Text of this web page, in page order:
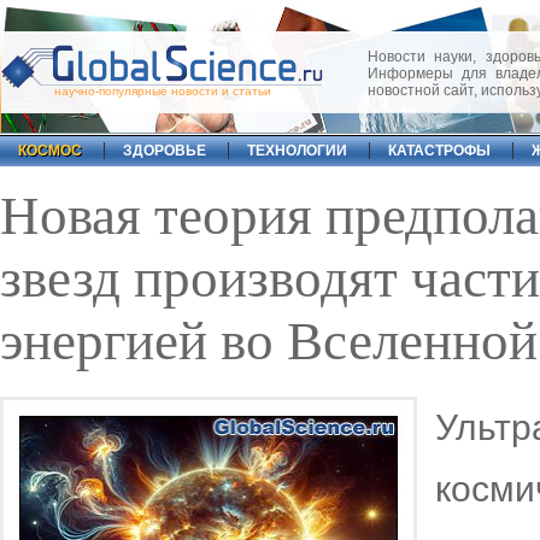
научно-популярные новости и статьи
Новости науки,
Информеры для
новостной сайт,
КОСМОС ЗДОРОВЬЕ ТЕХНОЛОГИИ КАТАСТРОФЫ
Новая теория
звезд производят
энергией во Вселенной